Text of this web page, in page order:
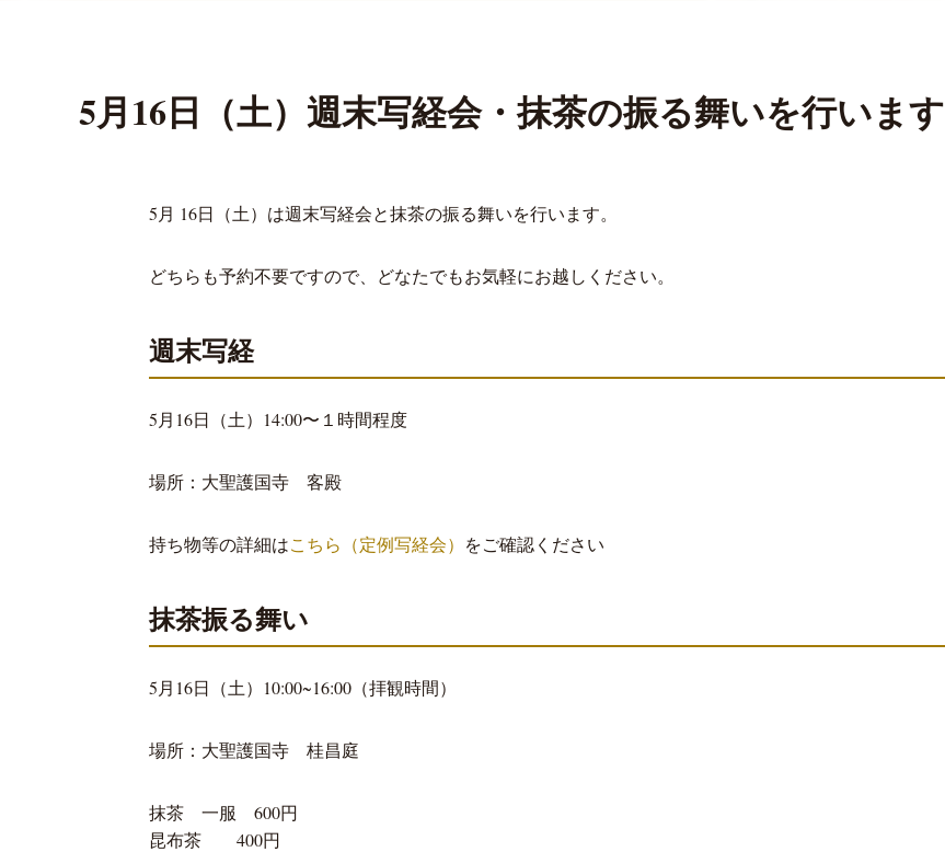
5月16日（土）週末写経会・抹茶の振る舞いを行います
5月 16日（土）は週末写経会と抹茶の振る舞いを行います。
どちらも予約不要ですので、どなたでもお気軽にお越しください。
週末写経
5月16日（土）14:00〜１時間程度
場所：大聖護国寺 客殿
持ち物等の詳細はこちら（定例写経会） をご確認ください
抹茶振る舞い
5月16日（土）10:00~16:00（拝観時間）
場所：大聖護国寺 桂昌庭
抹茶 一服 600円
昆布茶 400円